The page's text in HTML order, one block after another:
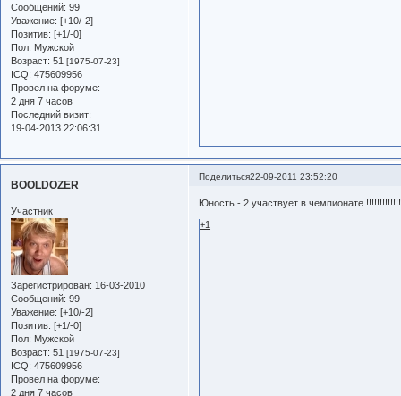
Сообщений: 99
Уважение: [+10/-2]
Позитив: [+1/-0]
Пол: Мужской
Возраст: 51 [1975-07-23]
ICQ: 475609956
Провел на форуме:
2 дня 7 часов
Последний визит:
19-04-2013 22:06:31
Поделиться22-09-2011 23:52:20
BOOLDOZER
Участник
Зарегистрирован: 16-03-2010
Сообщений: 99
Уважение: [+10/-2]
Позитив: [+1/-0]
Пол: Мужской
Возраст: 51 [1975-07-23]
ICQ: 475609956
Провел на форуме:
2 дня 7 часов
Юность - 2 участвует в чемпионате
+1